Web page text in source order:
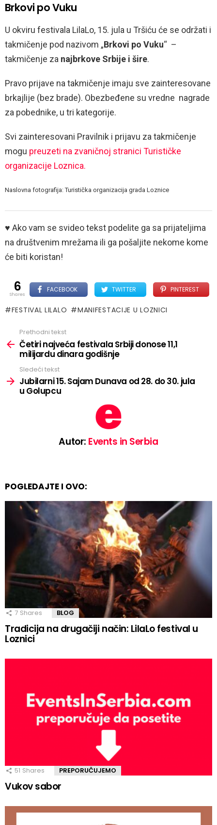
Brkovi po Vuku
U okviru festivala LilaLo, 15. jula u Tršiću će se održati i
takmičenje pod nazivom „Brkovi po Vuku“ –
takmičenje za najbrkove Srbije i šire.
Pravo prijave na takmičenje imaju sve zainteresovane
brkajlije (bez brade). Obezbeđene su vredne nagrade
za pobednike, u tri kategorije.
Svi zainteresovani Pravilnik i prijavu za takmičenje
mogu preuzeti na zvaničnoj stranici Turističke
organizacije Loznica.
Naslovna fotografija: Turistička organizacija grada Loznice
♥ Ako vam se svideo tekst podelite ga sa prijateljima
na društvenim mrežama ili ga pošaljite nekome kome
će biti koristan!
6
shares
FACEBOOK TWITTER PINTEREST
FESTIVAL LILALO MANIFESTACIJE U LOZNICI
more
Prethodni tekst
​​Četiri najveća festivala Srbiji donose 11,1
milijardu dinara godišnje
Sledeći tekst
Jubilarni 15. Sajam Dunava od 28. do 30. jula
u Golupcu
Autor: Events in Serbia
POGLEDAJTE I OVO:
7 Shares BLOG
Tradicija na drugačiji način: LilaLo festival u
Loznici
51 Shares PREPORUČUJEMO
Vukov sabor